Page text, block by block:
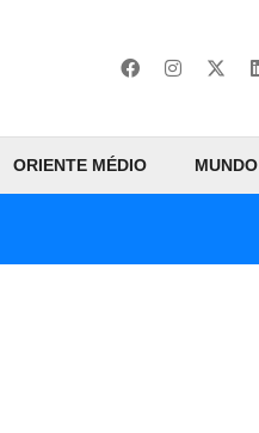
ORIENTE MÉDIO MUNDO